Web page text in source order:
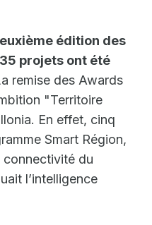
édition des
projets ont été
remise des Awards
"Territoire
En effet, cinq
Smart Région,
connectivité du
l’intelligence